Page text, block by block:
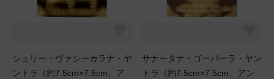
シュリー・ヴァシーカラナ・ヤ
ントラ（約7.5cm×7.5cm、ア
サナータナ・ゴーパーラ・ヤン
トラ（約7.5cm×7.5cm、アン